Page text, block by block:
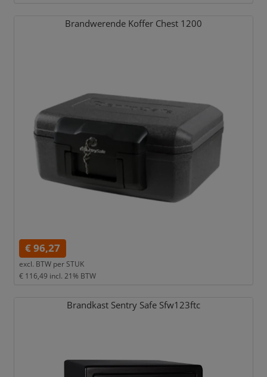
Brandwerende Koffer Chest 1200
€ 96,27
excl. BTW per STUK
€ 116,49 incl. 21% BTW
Brandkast Sentry Safe Sfw123ftc